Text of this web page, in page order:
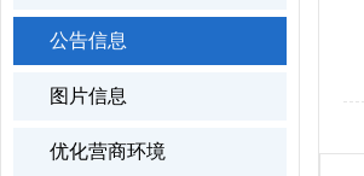
公告信息
图片信息
优化营商环境